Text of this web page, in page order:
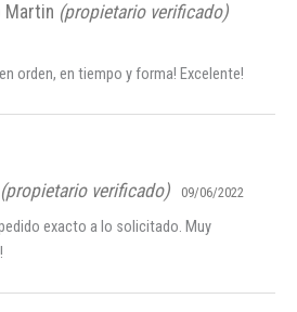
Martin (propietario verificado)
orden, en tiempo y forma! Excelente!
(propietario verificado) 09/06/2022
exacto a lo solicitado. Muy